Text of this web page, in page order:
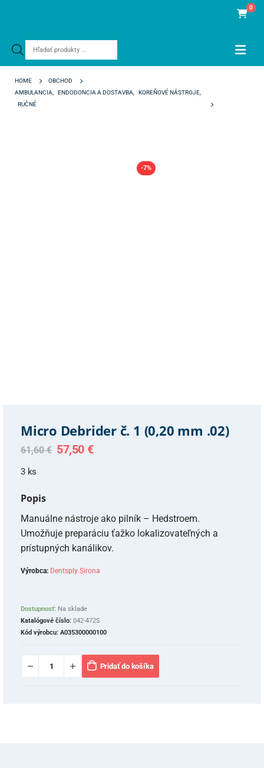
Products
0
HOME
OBCHOD
AMBULANCIA
ENDODONCIA A DOSTAVBA KOREŇOVÉ NÁSTROJE
RUČNÉ
-7%
Micro Debrider č. 1 (0,20 mm .02)
61,60€ Original
price
57,50 €Current
3 ks
Popis
Manuálne nástroje ako pilník – Hedstroem.
Umožňuje preparáciu ťažko lokalizovateľných a
prístupných kanálikov.
Výrobca: Dentsply Sirona
Dostupnosť: Na sklade
Katalógové číslo: 042-472S
Kód výrobcu: A035300000100
Pridať do košíka